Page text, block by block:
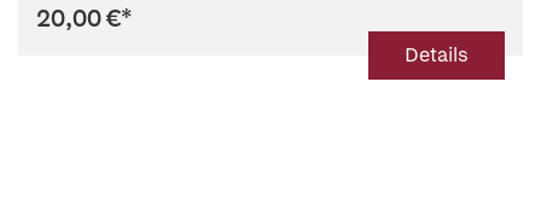
20,00 €*
Details